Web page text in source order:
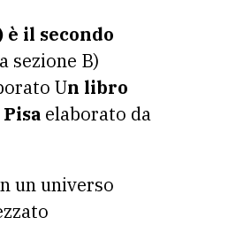
il secondo
sezione B)
Un libro
elaborato da
un universo